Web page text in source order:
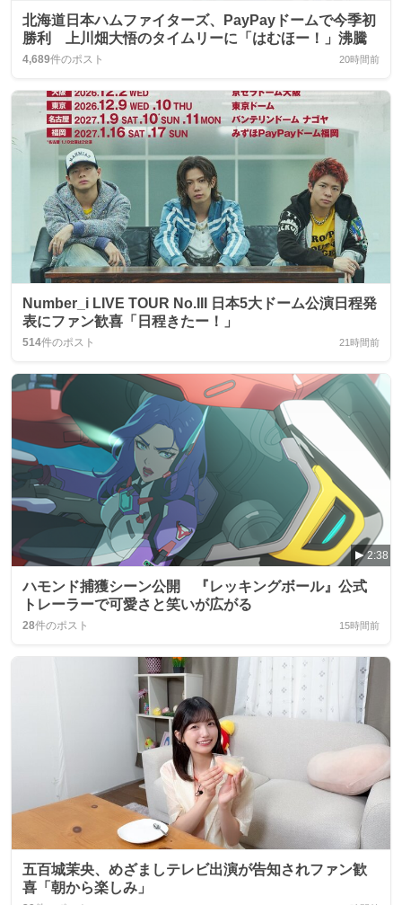
北海道日本ハムファイターズ、PayPayドームで今季初
勝利 上川畑大悟のタイムリーに「はむほー！」沸騰
4,689件のポスト 20時間前
Number_i LIVE TOUR No.III 日本5大ドーム公演日程発
表にファン歓喜「日程きたー！」
514件のポスト 21時間前
2:38
ハモンド捕獲シーン公開 『レッキングボール』公式
トレーラーで可愛さと笑いが広がる
28件のポスト 15時間前
五百城茉央、めざましテレビ出演が告知されファン歓
喜「朝から楽しみ」